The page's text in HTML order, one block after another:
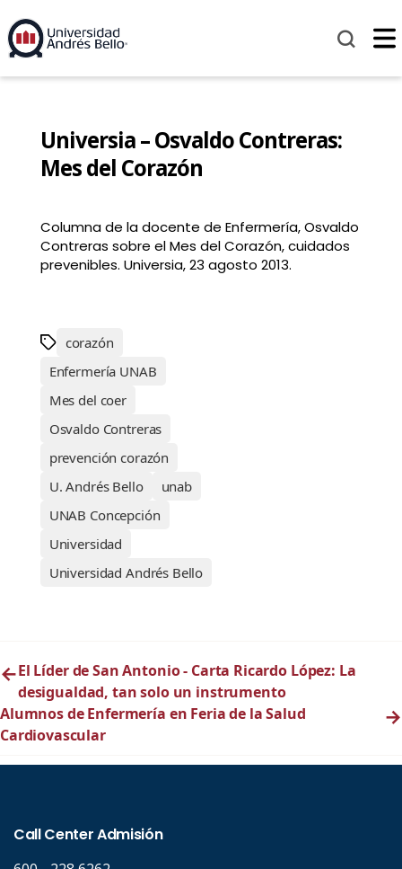
Universia – Osvaldo Contreras:
Mes del Corazón
Columna de la docente de Enfermería, Osvaldo
Contreras sobre el Mes del Corazón, cuidados
prevenibles. Universia, 23 agosto 2013.
corazón
Enfermería UNAB
Mes del coer
Osvaldo Contreras
prevención corazón
U. Andrés Bello
unab
UNAB Concepción
Universidad
Universidad Andrés Bello
←El Líder de San Antonio - Carta Ricardo López: La
desigualdad, tan solo un instrumento
Alumnos de Enfermería en Feria de la Salud
Cardiovascular
→